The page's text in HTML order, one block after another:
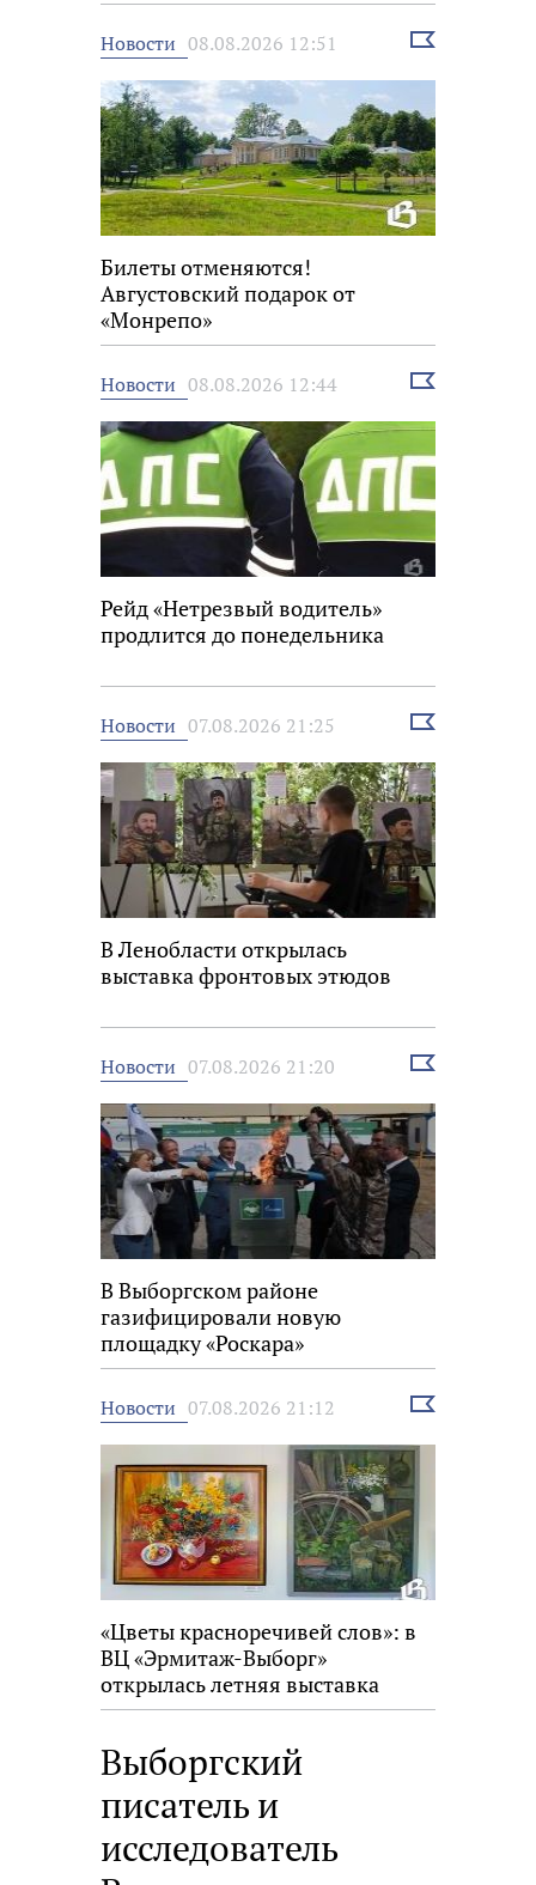
Новости 08.08.2026 12:51
Выбрать
Билеты отменяются!
Августовский подарок от
«Монрепо»
Новости 08.08.2026 12:44
Выбрать
Рейд «Нетрезвый водитель»
продлится до понедельника
Новости 07.08.2026 21:25
Выбрать
В Ленобласти открылась
выставка фронтовых этюдов
Новости 07.08.2026 21:20
Выбрать
В Выборгском районе
газифицировали новую
площадку «Роскара»
Новости 07.08.2026 21:12
Выбрать
«Цветы красноречивей слов»: в
ВЦ «Эрмитаж-Выборг»
открылась летняя выставка
Выборгский
писатель и
исследователь